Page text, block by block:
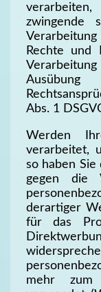
zwingende
Rechte und
Abs. 1
Werden
verarbeitet,
so haben
gegen die
derartiger
für das
mehr zum